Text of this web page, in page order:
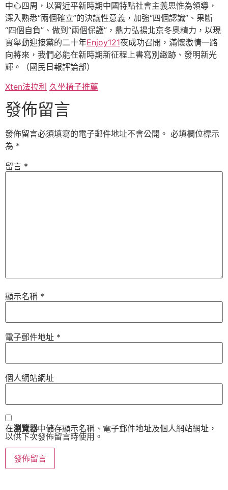
中心四周，以習近平新時期中國特點社會主義思惟為領導，
深入熟悉“兩個確立”的決議性意義，加強“四個認識”、果斷
“四個自負”、做到“兩個保護”，鼎力弘揚北京冬奧精力，以現
實舉動迎接黨的二十年Enjoy121夜成功召開，滿懷激情一路
向將來，我們必能在新時期新征程上書寫別緻跡、發明新光
輝。（國民日報評論部）
Xten法拉利 久坐椅子推薦
發佈留言
發佈留言必須填寫的電子郵件地址不會公開。 必填欄位標示
為 *
留言 *
顯示名稱 *
電子郵件地址 *
個人網站網址
在瀏覽器中儲存顯示名稱、電子郵件地址及個人網站網址，
以供下次發佈留言時使用。